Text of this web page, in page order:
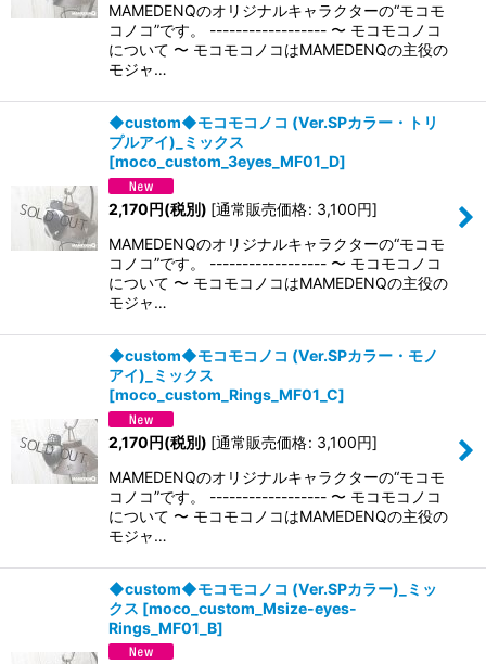
MAMEDENQのオリジナルキャラクターの“モコモ
コノコ”です。 ------------------ 〜 モコモコノコ
について 〜 モコモコノコはMAMEDENQの主役の
モジャ…
◆custom◆モコモコノコ (Ver.SPカラー・トリ
プルアイ)_ミックス
[moco_custom_3eyes_MF01_D]
2,170円(税別) [通常販売価格: 3,100円]
MAMEDENQのオリジナルキャラクターの“モコモ
コノコ”です。 ------------------ 〜 モコモコノコ
について 〜 モコモコノコはMAMEDENQの主役の
モジャ…
◆custom◆モコモコノコ (Ver.SPカラー・モノ
アイ)_ミックス
[moco_custom_Rings_MF01_C]
2,170円(税別) [通常販売価格: 3,100円]
MAMEDENQのオリジナルキャラクターの“モコモ
コノコ”です。 ------------------ 〜 モコモコノコ
について 〜 モコモコノコはMAMEDENQの主役の
モジャ…
◆custom◆モコモコノコ (Ver.SPカラー)_ミッ
クス [moco_custom_Msize-eyes-
Rings_MF01_B]